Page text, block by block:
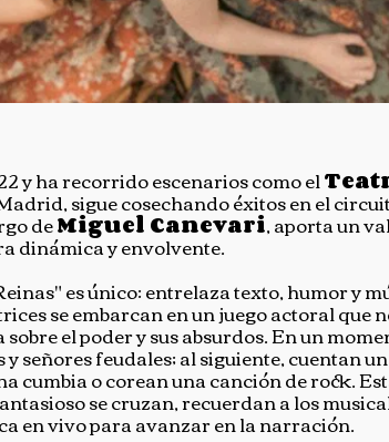
y ha recorrido escenarios como el
sigue cosechando éxitos en el
deMiguel Canevari, aporta un
dinámica y envolvente.
es único: entrelaza texto, humor y
se embarcan en un juego actoral que
el poder y sus absurdos. En un
señores feudales; al siguiente, cuentan
cumbia o corean una canción de rock.
se cruzan, recuerdan a los
en vivo para avanzar en la narración.